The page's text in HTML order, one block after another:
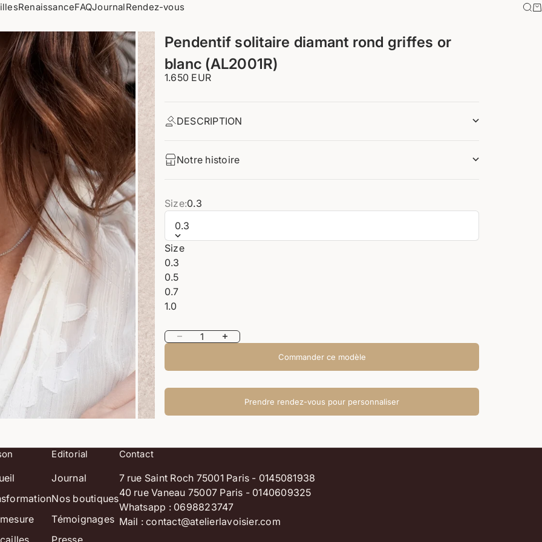
RenaissanceFAQJournalRendez-vous
1 2
Pendentif solitaire diamant rond griffes or
blanc (AL2001R)
Prix de vente
1.650 EUR
DESCRIPTION
Notre histoire
Size:0.3
0.3
Size
0.3
0.5
0.7
1.0
Diminuer la quantitéAugmenter la quantité
Commander ce modèle
Prendre rendez-vous pour personnaliser
Editorial
Journal
Nos boutiques
Témoignages
Presse
Contact
7 rue Saint Roch 75001 Paris - 0145081938
40 rue Vaneau 75007 Paris - 0140609325
Whatsapp : 0698823747
Mail :contact@atelierlavoisier.com